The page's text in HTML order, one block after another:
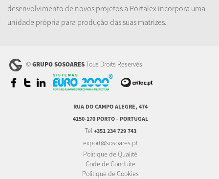
desenvolvimento de novos projetos a Portalex incorpora uma
unidade própria para produção das suas matrizes.
©GRUPO SOSOARESTous Droits Réservés
RUA DO CAMPO ALEGRE, 474
4150-170 PORTO - PORTUGAL
Tel +351 234 729 743
export@sosoares.pt
Politique de Qualité
Code de Conduite
Politique de Cookies